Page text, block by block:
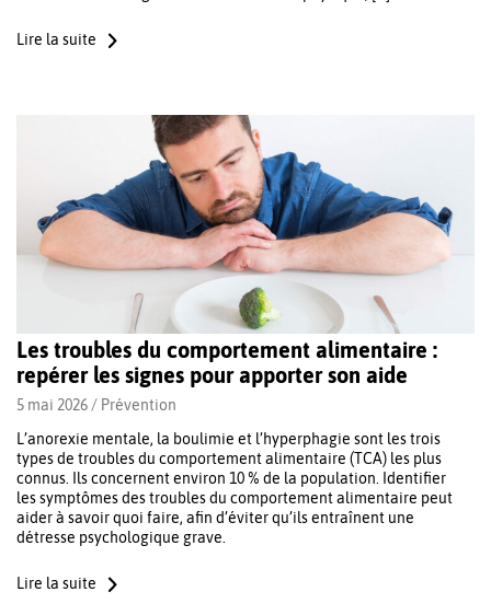
Lire la suite
Les troubles du comportement alimentaire :
repérer les signes pour apporter son aide
5 mai 2026 / Prévention
L’anorexie mentale, la boulimie et l’hyperphagie sont les trois
types de troubles du comportement alimentaire (TCA) les plus
connus. Ils concernent environ 10 % de la population. Identifier
les symptômes des troubles du comportement alimentaire peut
aider à savoir quoi faire, afin d’éviter qu’ils entraînent une
détresse psychologique grave.
Lire la suite